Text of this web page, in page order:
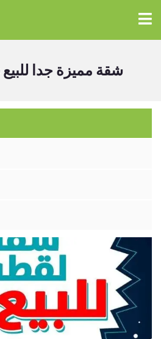
شقة مميزة جدا